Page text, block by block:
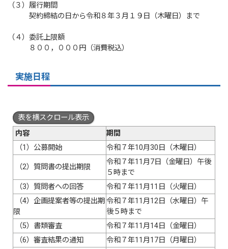
（３）履行期間
契約締結の日から令和８年３月１９日（木曜日）まで
（４）委託上限額
８００，０００円（消費税込）
実施日程
表を横スクロール表示
内容
期間
（1）公募開始
令和７年10月30日（木曜日）
（2）質問書の提出期限
令和７年11月7日（金曜日）午後
５時まで
（3）質問者への回答
令和７年11月11日（火曜日）
（4）企画提案者等の提出期
限
令和７年11月12日（水曜日）午
後５時まで
（5）書類審査
令和７年11月14日（金曜日）
（6）審査結果の通知
令和７年11月17日（月曜日）